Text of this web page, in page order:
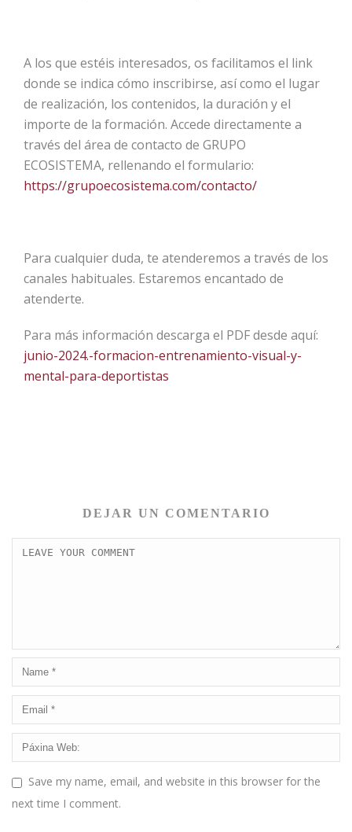
A los que estéis interesados, os facilitamos el link
donde se indica cómo inscribirse, así como el lugar
de realización, los contenidos, la duración y el
importe de la formación. Accede directamente a
través del área de contacto de GRUPO
ECOSISTEMA, rellenando el formulario:
https://grupoecosistema.com/contacto/
Para cualquier duda, te atenderemos a través de los
canales habituales. Estaremos encantado de
atenderte.
Para más información descarga el PDF desde aquí:
junio-2024.-formacion-entrenamiento-visual-y-
mental-para-deportistas
DEJAR UN COMENTARIO
Save my name, email, and website in this browser for the
next time I comment.